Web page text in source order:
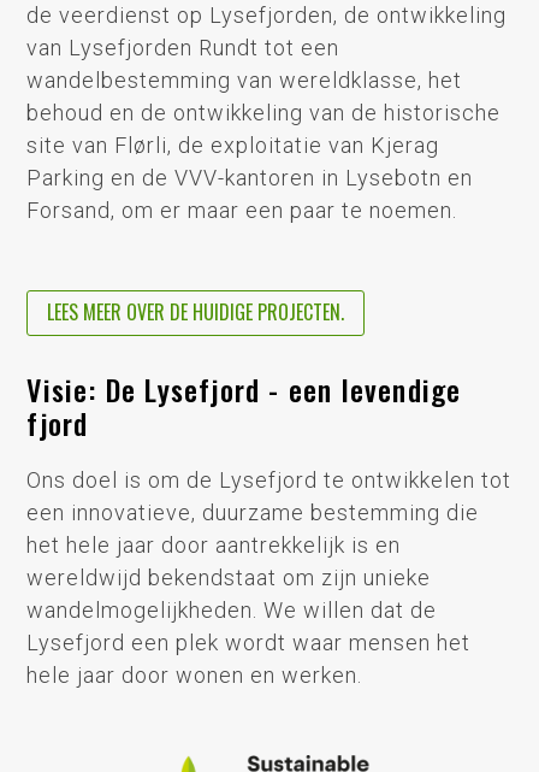
de veerdienst op Lysefjorden, de ontwikkeling
van Lysefjorden Rundt tot een
wandelbestemming van wereldklasse, het
behoud en de ontwikkeling van de historische
site van Flørli, de exploitatie van Kjerag
Parking en de VVV-kantoren in Lysebotn en
Forsand, om er maar een paar te noemen.
LEES MEER OVER DE HUIDIGE PROJECTEN.
Visie: De Lysefjord - een levendige
fjord
Ons doel is om de Lysefjord te ontwikkelen tot
een innovatieve, duurzame bestemming die
het hele jaar door aantrekkelijk is en
wereldwijd bekendstaat om zijn unieke
wandelmogelijkheden. We willen dat de
Lysefjord een plek wordt waar mensen het
hele jaar door wonen en werken.